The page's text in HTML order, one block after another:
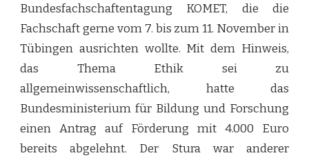
Bundesfachschaftentagung KOMET, die die
Fachschaft gerne vom 7. bis zum 11. November in
Tübingen ausrichten wollte. Mit dem Hinweis,
das Thema Ethik sei zu
allgemeinwissenschaftlich, hatte das
Bundesministerium für Bildung und Forschung
einen Antrag auf Förderung mit 4.000 Euro
bereits abgelehnt. Der Stura war anderer